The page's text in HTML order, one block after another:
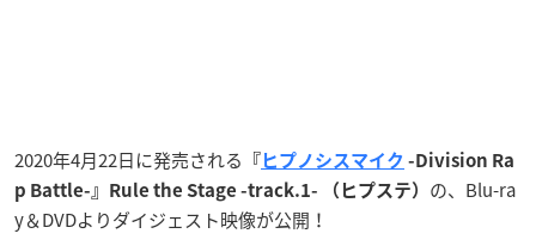
2020年4月22日に発売される 『 ヒプノシスマイク -Division Ra
p Battle-』Rule the Stage -track.1- （ヒプステ） の、Blu-ra
y＆DVDよりダイジェスト映像が公開！